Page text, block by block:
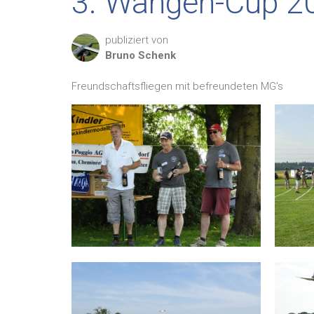
publiziert von
Bruno Schenk
Freundschaftsfliegen mit befreundeten MG's